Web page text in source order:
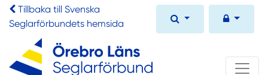
Tillbaka till Svenska
Seglarförbundets hemsida